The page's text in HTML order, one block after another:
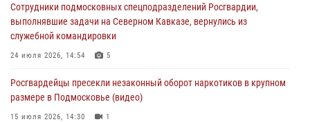
подозреваемые в организации незаконной миграции и
изготовлении поддельных документов (видео)
05 августа 2026, 15:48
отработали навыки огневой подготовки на комплексных учениях
04 августа 2026, 12:21 4
Сотрудники подмосковных спецподразделений Росгвардии,
выполнявшие задачи на Северном Кавказе, вернулись из
служебной командировки
24 июля 2026, 14:54 5
Росгвардейцы пресекли незаконный оборот наркотиков в крупном
размере в Подмосковье (видео)
15 июля 2026, 14:30 1